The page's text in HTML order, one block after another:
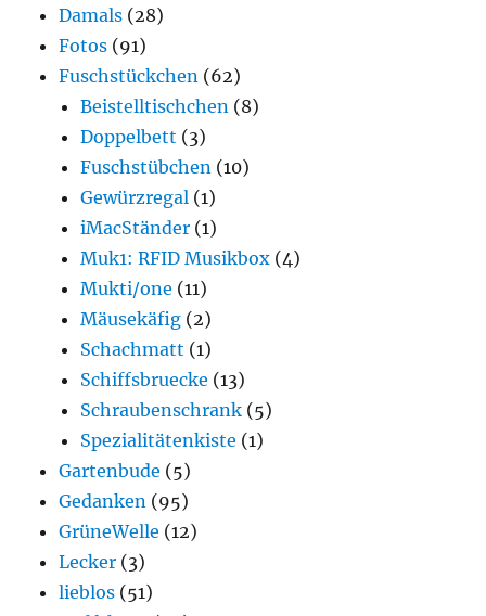
Damals (28)
Fotos (91)
Fuschstückchen (62)
Beistelltischchen (8)
Doppelbett (3)
Fuschstübchen (10)
Gewürzregal (1)
iMacStänder (1)
Muk1: RFID Musikbox (4)
Mukti/one (11)
Mäusekäfig (2)
Schachmatt (1)
Schiffsbruecke (13)
Schraubenschrank (5)
Spezialitätenkiste (1)
Gartenbude (5)
Gedanken (95)
GrüneWelle (12)
Lecker (3)
lieblos (51)